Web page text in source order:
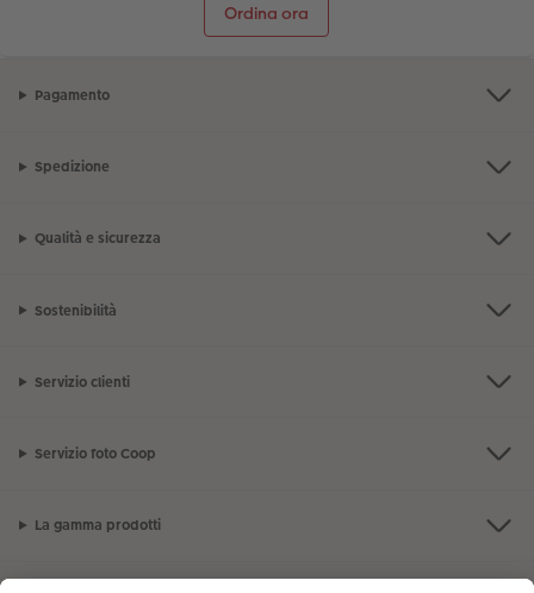
Ordina ora
Pagamento
Spedizione
Qualità e sicurezza
Sostenibilità
Servizio clienti
Servizio foto Coop
La gamma prodotti